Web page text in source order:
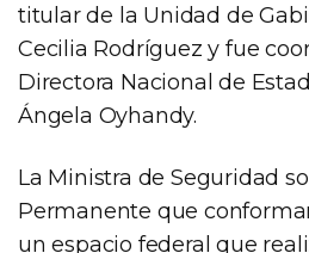
titular de la Unidad de
Cecilia Rodríguez y fue
Directora Nacional de
Ángela Oyhandy.
La Ministra de Seguridad
Permanente que
un espacio federal que